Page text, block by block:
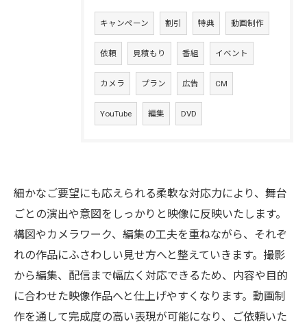
キャンペーン 割引 特典 動画制作
依頼 見積もり 番組 イベント
カメラ プラン 広告 CM
YouTube 編集 DVD
細かなご要望にも応えられる柔軟な対応力により、舞台
ごとの演出や意図をしっかりと映像に反映いたします。
構図やカメラワーク、編集の工夫を重ねながら、それぞ
れの作品にふさわしい見せ方へと整えていきます。撮影
から編集、配信まで幅広く対応できるため、内容や目的
に合わせた映像作品へと仕上げやすくなります。動画制
作を通して完成度の高い表現が可能になり、ご依頼いた